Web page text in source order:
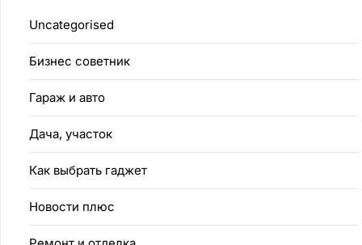
Uncategorised
Бизнес советник
Гараж и авто
Дача, участок
Как выбрать гаджет
Новости плюс